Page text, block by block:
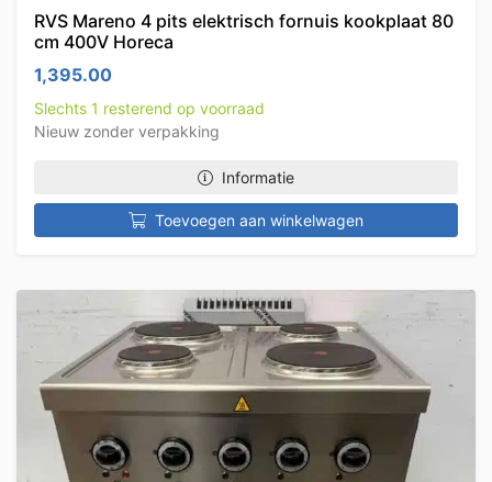
RVS Mareno 4 pits elektrisch fornuis kookplaat 80
cm 400V Horeca
1,395.00
Slechts 1 resterend op voorraad
Nieuw zonder verpakking
Informatie
Toevoegen aan winkelwagen